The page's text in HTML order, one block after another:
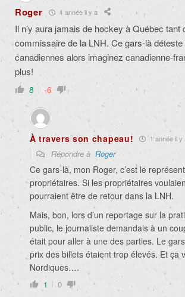
Roger 1 année il y a
Il n’y aura jamais de hockey à Québec tant
commissaire de la LNH. Ce gars-là déteste
canadiennes alors imaginez canadienne-
plus!
8 -6
À travers son chapeau! 1 année il y
Répondre à Roger
Ce gars-là, mon Roger, c’est le
propriétaires. Si les propriétaires
pourraient être de retour dans la LNH.
Mais, bon, lors d’un reportage sur la
public, le journaliste demandais à un
était pour aller à une des parties. Le
prix des billets étaient trop élevés. Et ça
Nordiques….
1 0